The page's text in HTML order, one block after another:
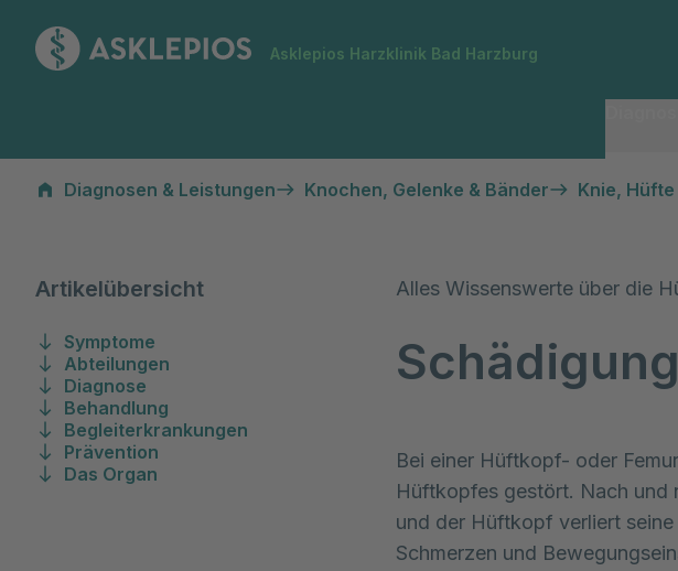
Asklepios Harzklinik Bad Harzburg
Diagnosen & Leistungen
Knochen, Gelenke & Bänder Knie,
Alles Wissenswerte über die
Artikelübersicht
Symptome
Abteilungen
Diagnose
Behandlung
Begleiterkrankungen
Prävention
Das Organ
Bei einer Hüftkopf- oder
Hüftkopfes gestört. Nach und
und der Hüftkopf verliert
Schmerzen und